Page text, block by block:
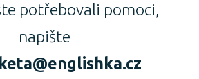
potřebovali pomoci,
napište